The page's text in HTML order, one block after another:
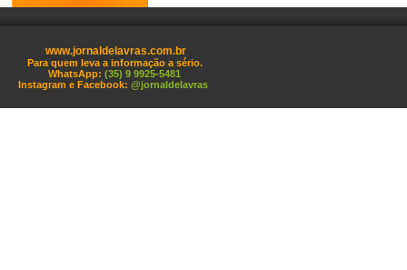
www.jornaldelavras.com.br
Para quem leva a informação a sério.
WhatsApp: (35) 9 9925-5481
Instagram e Facebook: @jornaldelavras